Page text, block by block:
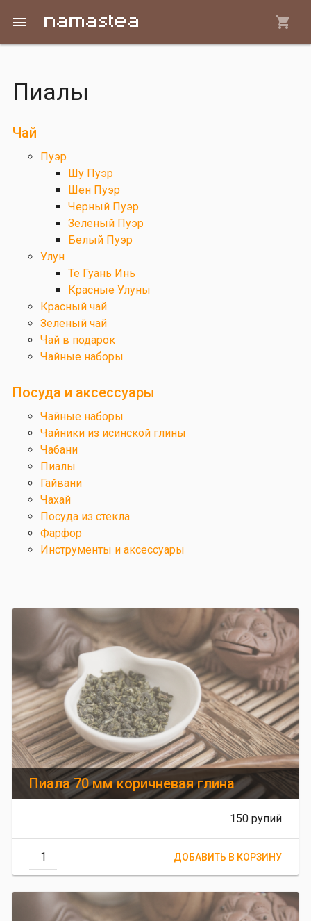
menu
Вы здесь
Пиалы
Чай
Пуэр
Шу Пуэр
Шен Пуэр
Черный Пуэр
Зеленый Пуэр
Белый Пуэр
Улун
Те Гуань Инь
Красные Улуны
Красный чай
Зеленый чай
Чай в подарок
Чайные наборы
Посуда и аксессуары
Чайные наборы
Чайники из исинской глины
Чабани
Пиалы
Гайвани
Чахай
Посуда из стекла
Фарфор
Инструменты и аксессуары
Пиала 70 мм коричневая глина
150 рупий